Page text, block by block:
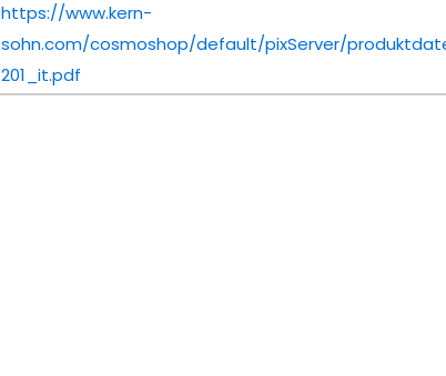
https://www.kern-
sohn.com/cosmoshop/default/pixServer/
201_it.pdf